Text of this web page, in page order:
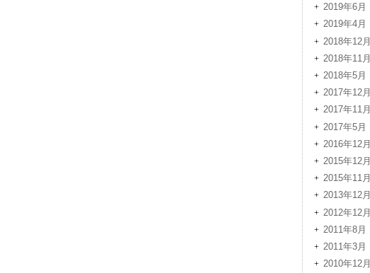
2019年6月
2019年4月
2018年12月
2018年11月
2018年5月
2017年12月
2017年11月
2017年5月
2016年12月
2015年12月
2015年11月
2013年12月
2012年12月
2011年8月
2011年3月
2010年12月